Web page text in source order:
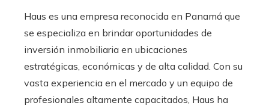
Haus es una empresa reconocida en Panamá que
se especializa en brindar oportunidades de
inversión inmobiliaria en ubicaciones
estratégicas, económicas y de alta calidad. Con su
vasta experiencia en el mercado y un equipo de
profesionales altamente capacitados, Haus ha